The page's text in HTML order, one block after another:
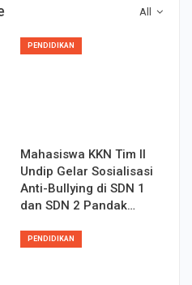
All
PENDIDIKAN
Mahasiswa KKN Tim II
Undip Gelar Sosialisasi
Anti-Bullying di SDN 1
dan SDN 2 Pandak…
PENDIDIKAN